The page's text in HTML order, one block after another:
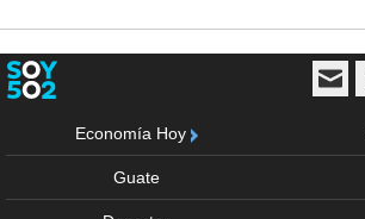
Economía Hoy
Guate